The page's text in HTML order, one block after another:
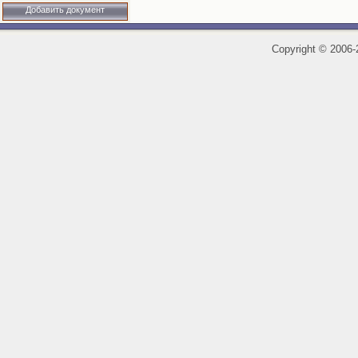
Добавить документ
Copyright ©